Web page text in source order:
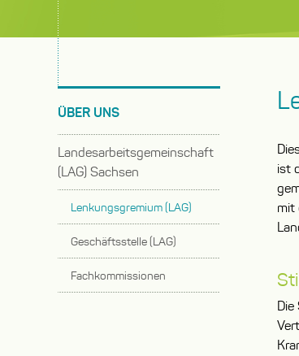
ist
mit
ÜBER UNS
Landesarbeitsgemeinschaft
(LAG) Sachsen
oder
zuklappen
Lenkungsgremium (LAG)
Geschäftsstelle (LAG)
Fachkommissionen